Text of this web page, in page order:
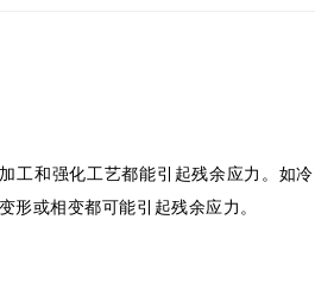
工和强化工艺都能引起残余应力。如冷
形或相变都可能引起残余应力。